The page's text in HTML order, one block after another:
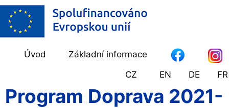
Úvod
Základní informace
CZ
EN DE FR
Program Doprava 2021-